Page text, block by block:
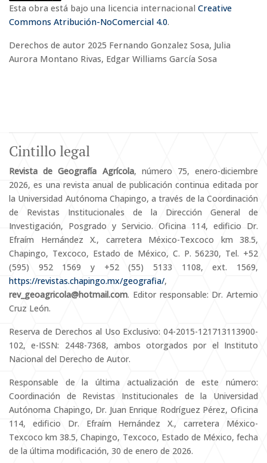
Esta obra está bajo una licencia internacional Creative
Commons Atribución-NoComercial 4.0.
Derechos de autor 2025 Fernando Gonzalez Sosa, Julia
Aurora Montano Rivas, Edgar Williams García Sosa
Cintillo legal
Revista de Geografía Agrícola, número 75, enero-diciembre
2026, es una revista anual de publicación continua editada por
la Universidad Autónoma Chapingo, a través de la Coordinación
de Revistas Institucionales de la Dirección General de
Investigación, Posgrado y Servicio. Oficina 114, edificio Dr.
Efraím Hernández X., carretera México-Texcoco km 38.5,
Chapingo, Texcoco, Estado de México, C. P. 56230, Tel. +52
(595) 952 1569 y +52 (55) 5133 1108, ext. 1569,
https://revistas.chapingo.mx/geografia/,
rev_geoagricola@hotmail.com. Editor responsable: Dr. Artemio
Cruz León.
Reserva de Derechos al Uso Exclusivo: 04-2015-121713113900-
102, e-ISSN: 2448-7368, ambos otorgados por el Instituto
Nacional del Derecho de Autor.
Responsable de la última actualización de este número:
Coordinación de Revistas Institucionales de la Universidad
Autónoma Chapingo, Dr. Juan Enrique Rodríguez Pérez, Oficina
114, edificio Dr. Efraím Hernández X., carretera México-
Texcoco km 38.5, Chapingo, Texcoco, Estado de México, fecha
de la última modificación, 30 de enero de 2026.